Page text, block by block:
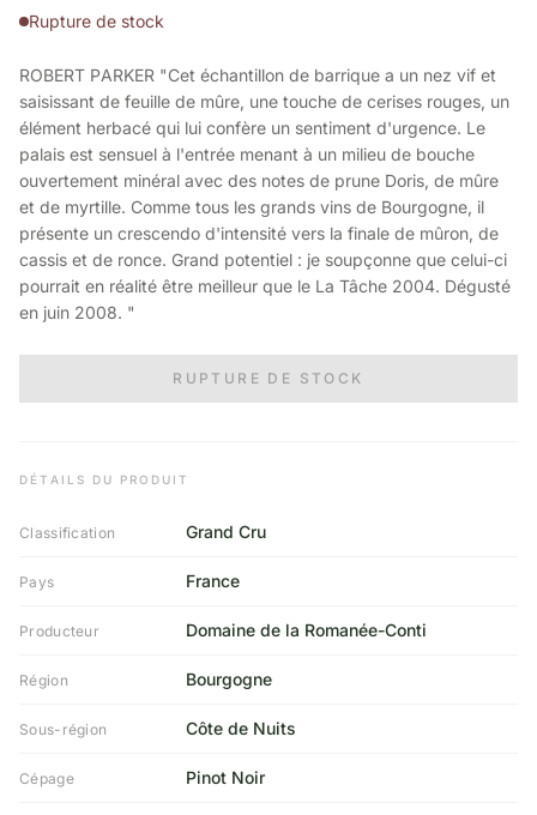
Rupture de stock
ROBERT PARKER "Cet échantillon de barrique a un nez vif et
saisissant de feuille de mûre, une touche de cerises rouges, un
élément herbacé qui lui confère un sentiment d'urgence. Le
palais est sensuel à l'entrée menant à un milieu de bouche
ouvertement minéral avec des notes de prune Doris, de mûre
et de myrtille. Comme tous les grands vins de Bourgogne, il
présente un crescendo d'intensité vers la finale de mûron, de
cassis et de ronce. Grand potentiel : je soupçonne que celui-ci
pourrait en réalité être meilleur que le La Tâche 2004. Dégusté
en juin 2008. "
RUPTURE DE STOCK
DÉTAILS DU PRODUIT
Classification Grand Cru
Pays France
Producteur Domaine de la Romanée-Conti
Région Bourgogne
Sous-région Côte de Nuits
Cépage Pinot Noir